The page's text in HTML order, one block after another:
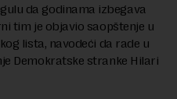
da godinama izbegava
tim je objavio saopštenje u
lista, navodeći da rade u
Demokratske stranke Hilari